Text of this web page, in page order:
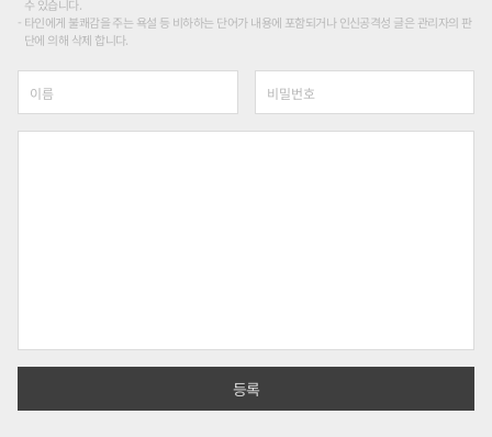
수 있습니다.
타인에게 불쾌감을 주는 욕설 등 비하하는 단어가 내용에 포함되거나 인신공격성 글은 관리자의 판
단에 의해 삭제 합니다.